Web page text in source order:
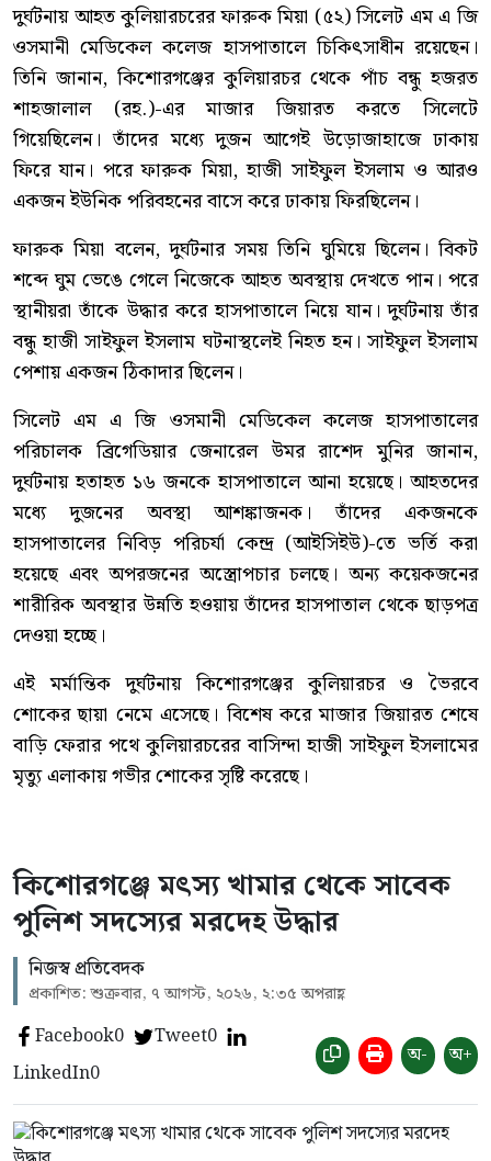
দুর্ঘটনায় আহত কুলিয়ারচরের ফারুক মিয়া (৫২) সিলেট এম এ জি
ওসমানী মেডিকেল কলেজ হাসপাতালে চিকিৎসাধীন রয়েছেন।
তিনি জানান, কিশোরগঞ্জের কুলিয়ারচর থেকে পাঁচ বন্ধু হজরত
শাহজালাল (রহ.)-এর মাজার জিয়ারত করতে সিলেটে
গিয়েছিলেন। তাঁদের মধ্যে দুজন আগেই উড়োজাহাজে ঢাকায়
ফিরে যান। পরে ফারুক মিয়া, হাজী সাইফুল ইসলাম ও আরও
একজন ইউনিক পরিবহনের বাসে করে ঢাকায় ফিরছিলেন।
ফারুক মিয়া বলেন, দুর্ঘটনার সময় তিনি ঘুমিয়ে ছিলেন। বিকট
শব্দে ঘুম ভেঙে গেলে নিজেকে আহত অবস্থায় দেখতে পান। পরে
স্থানীয়রা তাঁকে উদ্ধার করে হাসপাতালে নিয়ে যান। দুর্ঘটনায় তাঁর
বন্ধু হাজী সাইফুল ইসলাম ঘটনাস্থলেই নিহত হন। সাইফুল ইসলাম
পেশায় একজন ঠিকাদার ছিলেন।
সিলেট এম এ জি ওসমানী মেডিকেল কলেজ হাসপাতালের
পরিচালক ব্রিগেডিয়ার জেনারেল উমর রাশেদ মুনির জানান,
দুর্ঘটনায় হতাহত ১৬ জনকে হাসপাতালে আনা হয়েছে। আহতদের
মধ্যে দুজনের অবস্থা আশঙ্কাজনক। তাঁদের একজনকে
হাসপাতালের নিবিড় পরিচর্যা কেন্দ্র (আইসিইউ)-তে ভর্তি করা
হয়েছে এবং অপরজনের অস্ত্রোপচার চলছে। অন্য কয়েকজনের
শারীরিক অবস্থার উন্নতি হওয়ায় তাঁদের হাসপাতাল থেকে ছাড়পত্র
দেওয়া হচ্ছে।
এই মর্মান্তিক দুর্ঘটনায় কিশোরগঞ্জের কুলিয়ারচর ও ভৈরবে
শোকের ছায়া নেমে এসেছে। বিশেষ করে মাজার জিয়ারত শেষে
বাড়ি ফেরার পথে কুলিয়ারচরের বাসিন্দা হাজী সাইফুল ইসলামের
মৃত্যু এলাকায় গভীর শোকের সৃষ্টি করেছে।
কিশোরগঞ্জে মৎস্য খামার থেকে সাবেক
পুলিশ সদস্যের মরদেহ উদ্ধার
নিজস্ব প্রতিবেদক
প্রকাশিত: শুক্রবার, ৭ আগস্ট, ২০২৬, ২:৩৫ অপরাহ্ণ
Facebook0 Tweet0
LinkedIn0
অ- অ+